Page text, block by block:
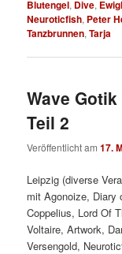
Blutengel, Dive,
Neuroticfish, Peter
Tanzbrunnen,Tarja
Wave
Teil 2
Veröffentlicht am17.
Leipzig (diverse
mitAgonoize, Diary
Coppelius, Lord Of
Voltaire, Artwork,
Versengold,